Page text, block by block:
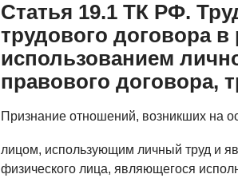
Статья 19.1 ТК РФ.
трудового договора
использованием
правового договора,
Признание отношений, возникших на
лицом, использующим личный труд и
физического лица, являющегося